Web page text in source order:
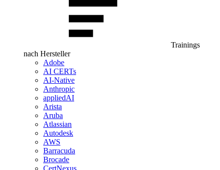
Trainings
nach Hersteller
Adobe
AI CERTs
AI-Native
Anthropic
appliedAI
Arista
Aruba
Atlassian
Autodesk
AWS
Barracuda
Brocade
CertNexus